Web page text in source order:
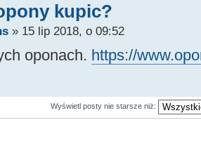
kupic?
» 15 lip 2018, o 09:52
oponach. https://
Wyświetl posty nie starsze niż: